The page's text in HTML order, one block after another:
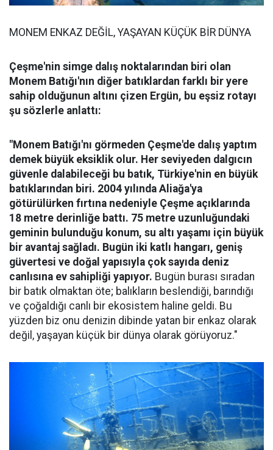
MONEM ENKAZ DEĞİL, YAŞAYAN KÜÇÜK BİR DÜNYA
Çeşme'nin simge dalış noktalarından biri olan
Monem Batığı'nın diğer batıklardan farklı bir yere
sahip olduğunun altını çizen Ergün, bu eşsiz rotayı
şu sözlerle anlattı:
"Monem Batığı'nı görmeden Çeşme'de dalış yaptım
demek büyük eksiklik olur. Her seviyeden dalgıcın
güvenle dalabileceği bu batık, Türkiye'nin en büyük
batıklarından biri. 2004 yılında Aliağa'ya
götürülürken fırtına nedeniyle Çeşme açıklarında
18 metre derinliğe battı. 75 metre uzunluğundaki
geminin bulunduğu konum, su altı yaşamı için büyük
bir avantaj sağladı. Bugün iki katlı hangarı, geniş
güvertesi ve doğal yapısıyla çok sayıda deniz
canlısına ev sahipliği yapıyor. Bugün burası sıradan
bir batık olmaktan öte; balıkların beslendiği, barındığı
ve çoğaldığı canlı bir ekosistem haline geldi. Bu
yüzden biz onu denizin dibinde yatan bir enkaz olarak
değil, yaşayan küçük bir dünya olarak görüyoruz."